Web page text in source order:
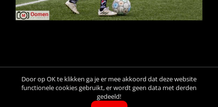
© Copyright M. Oomen, All rights reserved: Images may not be
copied, printed or distributed by any means without express written
permission.
Door op OK te klikken ga je er mee akkoord dat deze website
functionele cookies gebruikt, er wordt geen data met derden
gedeeld!